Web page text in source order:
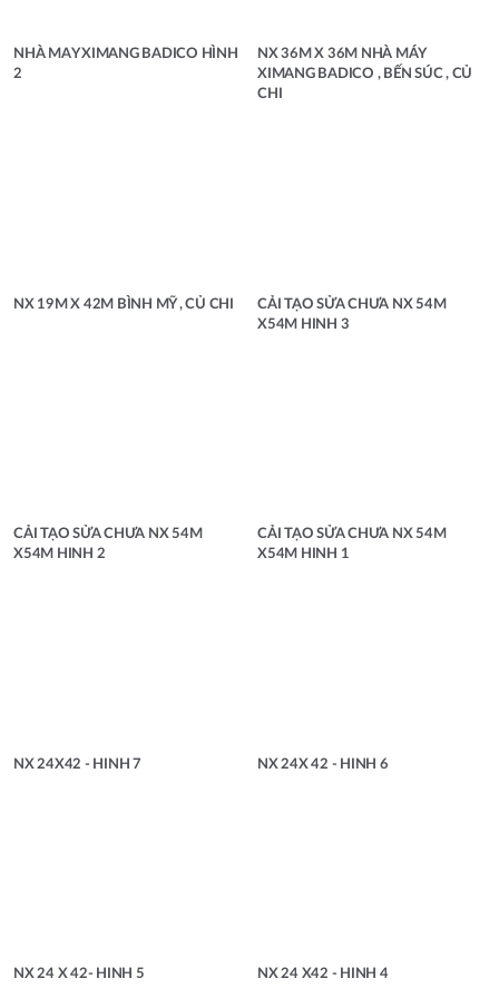
NHÀ MAY XIMANG BADICO HÌNH
2
NX 36M X 36M NHÀ MÁY
XIMANG BADICO , BẾN SÚC , CỦ
CHI
NX 19M X 42M BÌNH MỸ , CỦ CHI
CẢI TẠO SỬA CHƯA NX 54M
X54M HINH 3
CẢI TẠO SỬA CHƯA NX 54M
X54M HINH 2
CẢI TẠO SỬA CHƯA NX 54M
X54M HINH 1
NX 24X42 - HINH 7 NX 24X 42 - HINH 6
NX 24 X 42- HINH 5 NX 24 X42 - HINH 4